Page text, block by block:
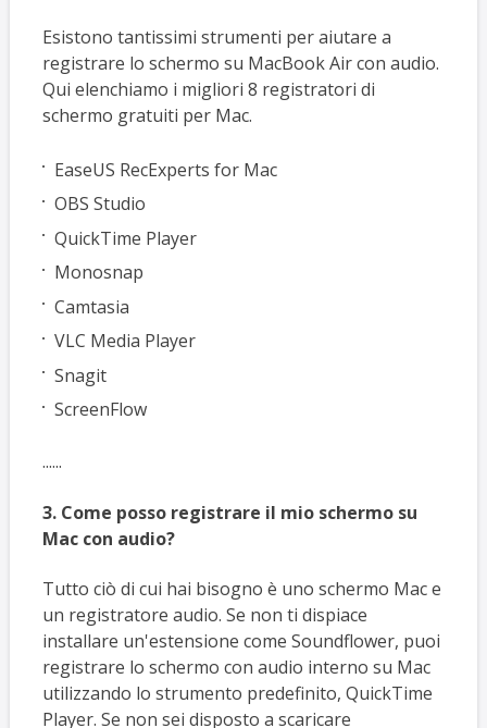
Esistono tantissimi strumenti per aiutare a
registrare lo schermo su MacBook Air con audio.
Qui elenchiamo i migliori 8 registratori di
schermo gratuiti per Mac.
EaseUS RecExperts for Mac
OBS Studio
QuickTime Player
Monosnap
Camtasia
VLC Media Player
Snagit
ScreenFlow
......
3. Come posso registrare il mio schermo su
Mac con audio?
Tutto ciò di cui hai bisogno è uno schermo Mac e
un registratore audio. Se non ti dispiace
installare un'estensione come Soundflower, puoi
registrare lo schermo con audio interno su Mac
utilizzando lo strumento predefinito, QuickTime
Player. Se non sei disposto a scaricare